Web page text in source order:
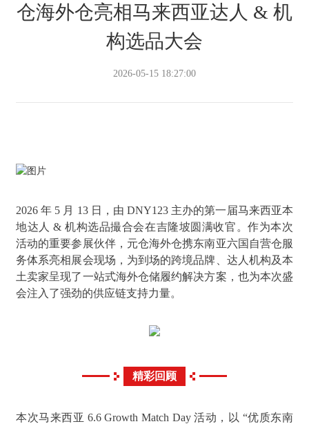
仓海外仓亮相马来西亚达人 & 机
构选品大会
2026-05-15 18:27:00
2026 年 5 月 13 日，由 DNY123 主办的第一届马来西亚本
地达人 & 机构选品撮合会在吉隆坡圆满收官。作为本次
活动的重要参展伙伴，元仓海外仓携东南亚六国自营仓服
务体系亮相展会现场，为到场的跨境品牌、达人机构及本
土卖家呈现了一站式海外仓储履约解决方案，也为本次盛
会注入了强劲的供应链支持力量。
精彩回顾
本次马来西亚 6.6 Growth Match Day 活动，以 “优质东南